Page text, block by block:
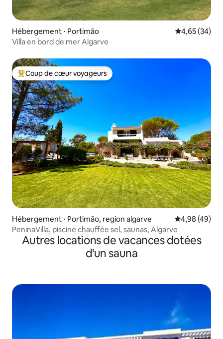
Hébergement ⋅ Portimão Évaluation
4,65 (34)
Villa en bord de mer Algarve
Coups de cœur voyageurs les plus appréciés
Coup de cœur voyageurs
Hébergement ⋅ Portimão, region algarve Évaluation
4,98 (49)
PeninaVilla, piscine chauffée sel, saunas, Algarve
Autres locations de vacances dotées
d'un sauna